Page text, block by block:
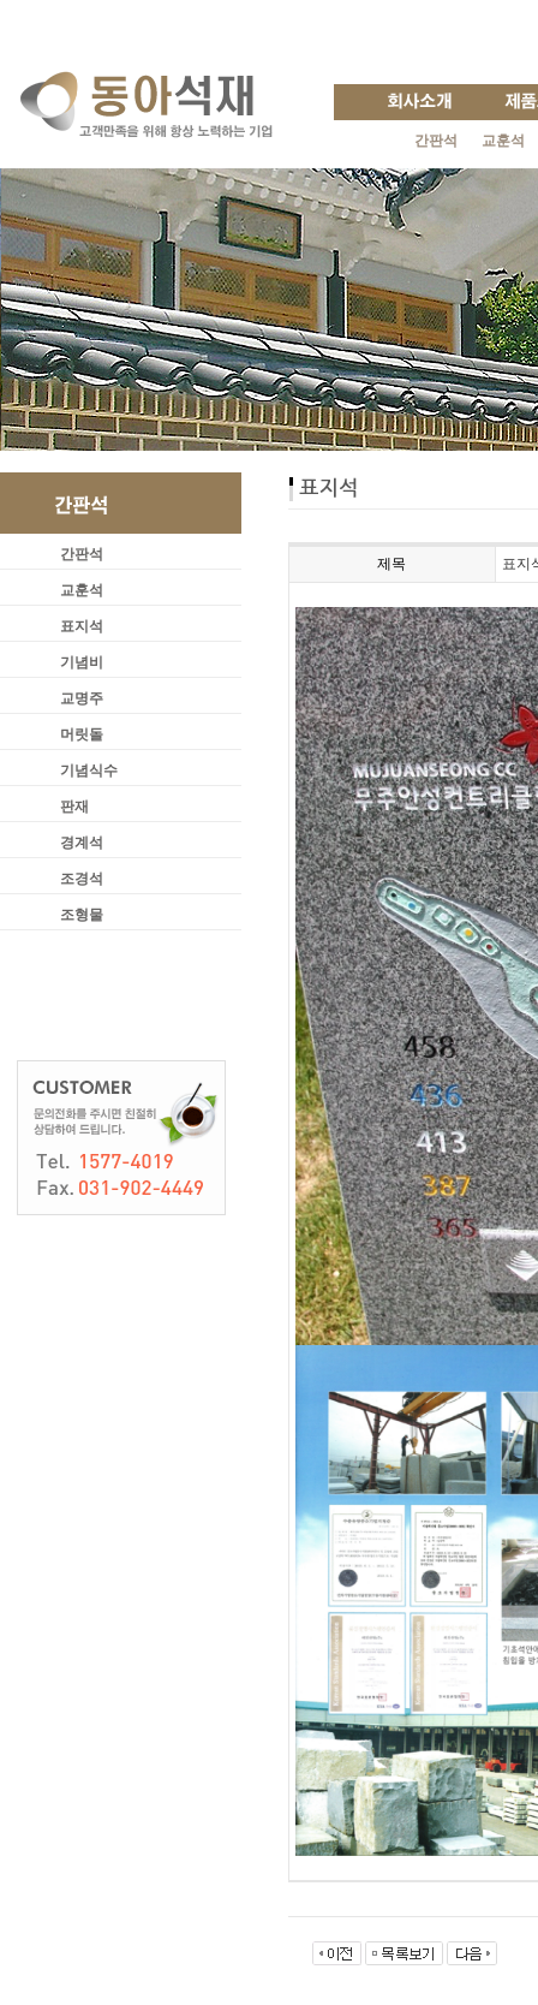
간판석 교훈석
간판석
교훈석
표지석
기념비
교명주
머릿돌
기념식수
판재
경계석
조경석
조형물
제목 표지